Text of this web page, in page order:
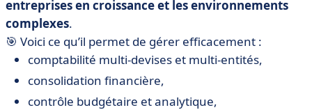
entreprises en croissance et les environnements
complexes.
🎯 Voici ce qu’il permet de gérer efficacement :
comptabilité multi-devises et multi-entités,
consolidation financière,
contrôle budgétaire et analytique,